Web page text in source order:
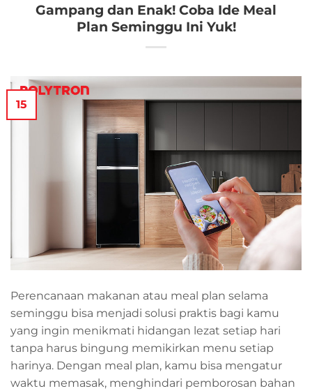
Gampang dan Enak! Coba Ide Meal
Plan Seminggu Ini Yuk!
15
Perencanaan makanan atau meal plan selama
seminggu bisa menjadi solusi praktis bagi kamu
yang ingin menikmati hidangan lezat setiap hari
tanpa harus bingung memikirkan menu setiap
harinya. Dengan meal plan, kamu bisa mengatur
waktu memasak, menghindari pemborosan bahan